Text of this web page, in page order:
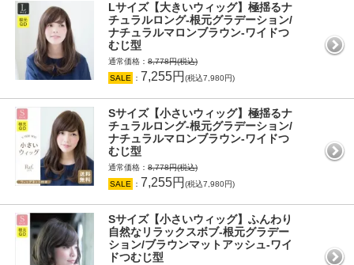
Lサイズ【大きいウィッグ】極揺るナ
チュラルロング-根元グラデーション/
ナチュラルマロンブラウン-ワイドつ
むじ型
通常価格： 8,778円(税込)
SALE ： 7,255円 (税込7,980円)
Sサイズ【小さいウィッグ】極揺るナ
チュラルロング-根元グラデーション/
ナチュラルマロンブラウン-ワイドつ
むじ型
通常価格： 8,778円(税込)
SALE ： 7,255円 (税込7,980円)
Sサイズ【小さいウィッグ】ふんわり
自然なリラックスボブ-根元グラデー
ション/ブラウンマットアッシュ-ワイ
ドつむじ型